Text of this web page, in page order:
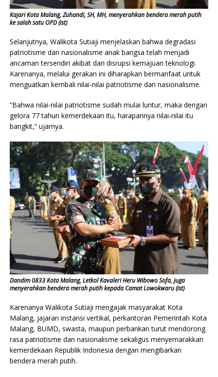
Kajari Kota Malang, Zuhandi, SH, MH, menyerahkan bendera merah putih
ke salah satu OPD (ist)
Selanjutnya, Walikota Sutiaji menjelaskan bahwa degradasi
patriotisme dan nasionalisme anak bangsa telah menjadi
ancaman tersendiri akibat dari disrupsi kemajuan teknologi.
Karenanya, melalui gerakan ini diharapkan bermanfaat untuk
menguatkan kembali nilai-nilai patriotisme dan nasionalisme.
“Bahwa nilai-nilai patriotisme sudah mulai luntur, maka dengan
gelora 77 tahun kemerdekaan itu, harapannya nilai-nilai itu
bangkit,” ujarnya.
Dandim 0833 Kota Malang, Letkol Kavaleri Heru Wibowo Sofa, juga
menyerahkan bendera merah putih kepada Camat Lowokwaru (ist)
Karenanya Walikota Sutiaji mengajak masyarakat Kota
Malang, jajaran instansi vertikal, perkantoran Pemerintah Kota
Malang, BUMD, swasta, maupun perbankan turut mendorong
rasa patriotisme dan nasionalisme sekaligus menyemarakkan
kemerdekaan Republik Indonesia dengan mengibarkan
bendera merah putih.